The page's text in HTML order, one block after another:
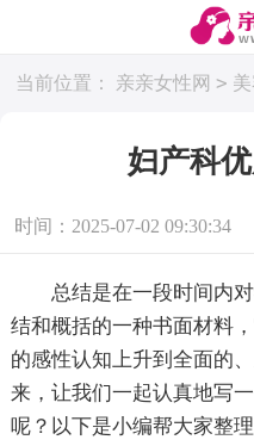
当前位置： 亲亲女性网 >
妇产科
时间：2025-07-02 09:30:34
总结是在一段时间内对
结和概括的一种书面材料
的感性认知上升到全面的
来，让我们一起认真地写
呢？以下是小编帮大家整